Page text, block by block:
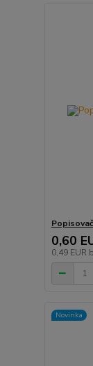
0,60
0,49 EUR
Novinka